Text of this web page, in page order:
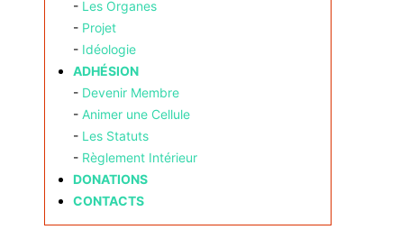
- Les Organes
- Projet
- Idéologie
ADHÉSION
- Devenir Membre
- Animer une Cellule
- Les Statuts
- Règlement Intérieur
DONATIONS
CONTACTS